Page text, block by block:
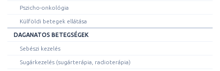
Pszicho-onkológia
Külföldi betegek ellátása
DAGANATOS BETEGSÉGEK
Sebészi kezelés
Sugárkezelés (sugárterápia, radioterápia)